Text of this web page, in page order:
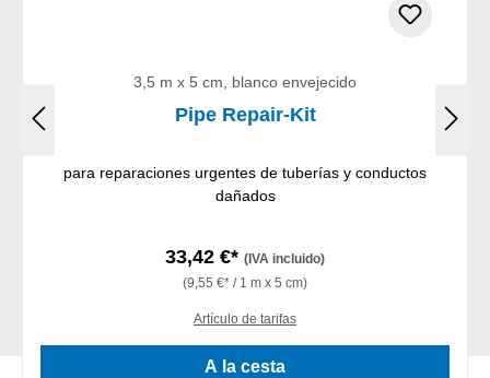
3,5 m x 5 cm, blanco envejecido
Pipe Repair-Kit
para reparaciones urgentes de tuberías y conductos
dañados
33,42 €* (IVA incluido)
(9,55 €* / 1 m x 5 cm)
Artículo de tarifas
A la cesta